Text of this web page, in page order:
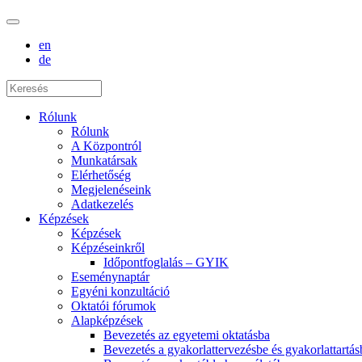
en
de
Rólunk
Rólunk
A Központról
Munkatársak
Elérhetőség
Megjelenéseink
Adatkezelés
Képzések
Képzések
Képzéseinkről
Időpontfoglalás – GYIK
Eseménynaptár
Egyéni konzultáció
Oktatói fórumok
Alapképzések
Bevezetés az egyetemi oktatásba
Bevezetés a gyakorlattervezésbe és